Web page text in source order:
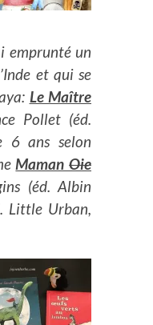
emprunté un
et qui se
Le Maître
Pollet (éd.
6 ans selon
Maman Oie
(éd. Albin
Little Urban,